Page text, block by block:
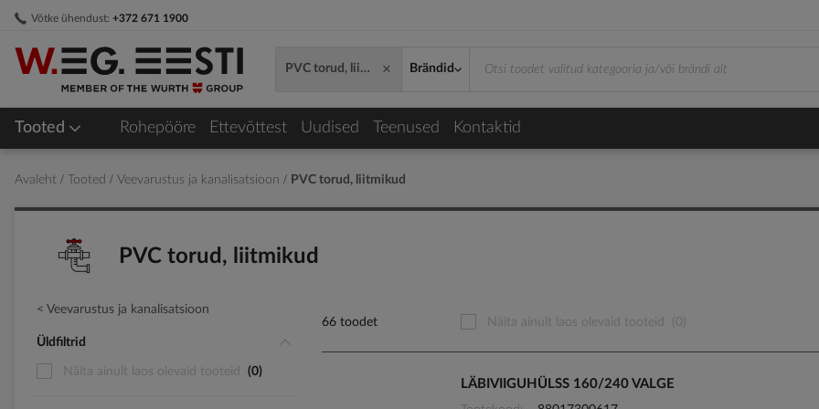
Võtke ühendust: +372 671 1900
Skip
Content
PVC torud, liitmikud
× Brändid
Tooted Rohepööre Ettevõttest Uudised Teenused Kontaktid
Avaleht Tooted Veevarustus ja kanalisatsioon PVC torud, liitmikud
PVC torud, liitmikud
66 toodet Näita ainult laos olevaid tooteid (0)
LÄBIVIIGUHÜLSS 160/240 VALGE
Veevarustus ja kanalisatsioon
Üldfiltrid
Näita ainult laos olevaid tooteid 0